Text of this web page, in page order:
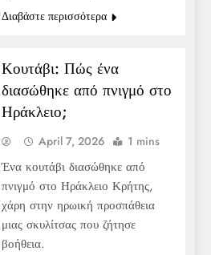
Διαβάστε περισσότερα
Κουτάβι: Πώς ένα
διασώθηκε από πνιγμό στο
Ηράκλειο;
April 7, 2026 1 mins
Ένα κουτάβι διασώθηκε από
πνιγμό στο Ηράκλειο Κρήτης,
χάρη στην ηρωική προσπάθεια
μιας σκυλίτσας που ζήτησε
βοήθεια.